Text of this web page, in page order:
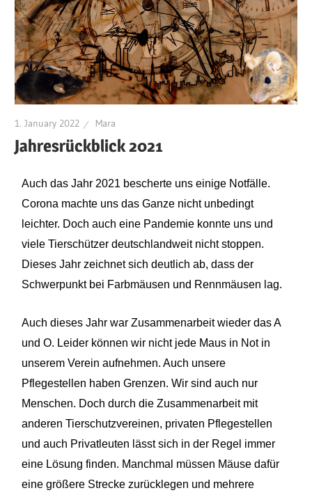
1. January 2022 Mara
Jahresrückblick 2021
Auch das Jahr 2021 bescherte uns einige Notfälle.
Corona machte uns das Ganze nicht unbedingt
leichter. Doch auch eine Pandemie konnte uns und
viele Tierschützer deutschlandweit nicht stoppen.
Dieses Jahr zeichnet sich deutlich ab, dass der
Schwerpunkt bei Farbmäusen und Rennmäusen lag.
Auch dieses Jahr war Zusammenarbeit wieder das A
und O. Leider können wir nicht jede Maus in Not in
unserem Verein aufnehmen. Auch unsere
Pflegestellen haben Grenzen. Wir sind auch nur
Menschen. Doch durch die Zusammenarbeit mit
anderen Tierschutzvereinen, privaten Pflegestellen
und auch Privatleuten lässtsich in der Regel immer
eine Lösung finden. Manchmal müssen Mäuse dafür
eine größere Strecke zurücklegen und mehrere